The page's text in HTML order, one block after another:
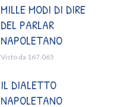
MILLE MODI DI DIRE
DEL PARLAR
NAPOLETANO
Visto da 167.065
IL DIALETTO
NAPOLETANO